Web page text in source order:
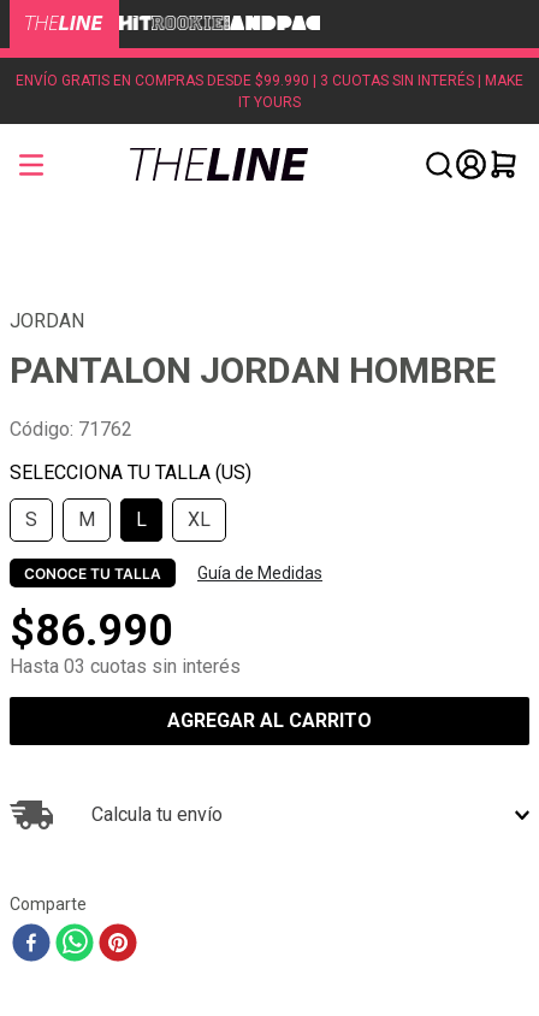
ENVÍO GRATIS EN COMPRAS DESDE $99.990 | 3 CUOTAS SIN INTERÉS | MAKE
IT YOURS
JORDAN
PANTALON JORDAN HOMBRE
Código: 71762
S M L XL
CONOCE TU TALLA Guía de Medidas
$86.990
Hasta 03 cuotas sin interés
AGREGAR AL CARRITO
Calcula tu envío
Comparte